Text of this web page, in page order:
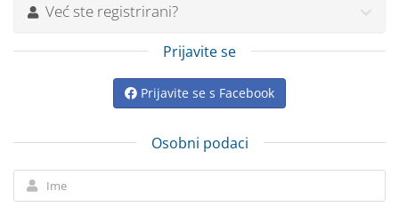
Već ste registrirani?
Prijavite se
Prijavite se s Facebook
Osobni podaci